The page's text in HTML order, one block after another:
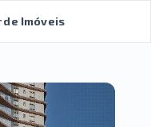
de Imóveis